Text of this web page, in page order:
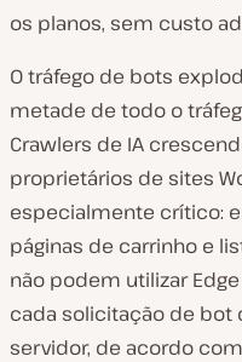
os planos, sem custo
O tráfego de bots
metade de todo o
Crawlers de IA
proprietários de sites
especialmente crítico:
páginas de carrinho e
não podem utilizar
cada solicitação de
servidor, de acordo